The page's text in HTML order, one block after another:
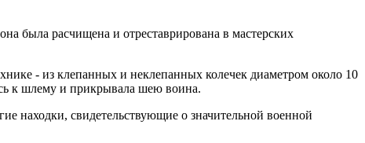
была расчищена и отреставрирована в мастерских
- из клепанных и неклепанных колечек диаметром около 10
к шлему и прикрывала шею воина.
находки, свидетельствующие о значительной военной